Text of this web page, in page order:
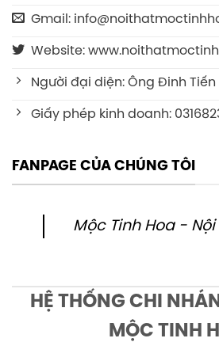
Gmail:
Website:
Người đại diện: Ông Đinh Tiến
Giấy phép kinh doanh:
FANPAGE CỦA CHÚNG TÔI
Mộc Tinh Hoa - Nội
HỆ THỐNG CHI
MỘC TINH